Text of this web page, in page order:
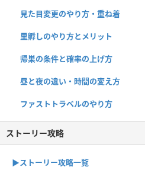
見た目変更のやり方・重ね着
里孵しのやり方とメリット
帰巣の条件と確率の上げ方
昼と夜の違い・時間の変え方
ファストトラベルのやり方
ストーリー攻略
▶︎ストーリー攻略一覧